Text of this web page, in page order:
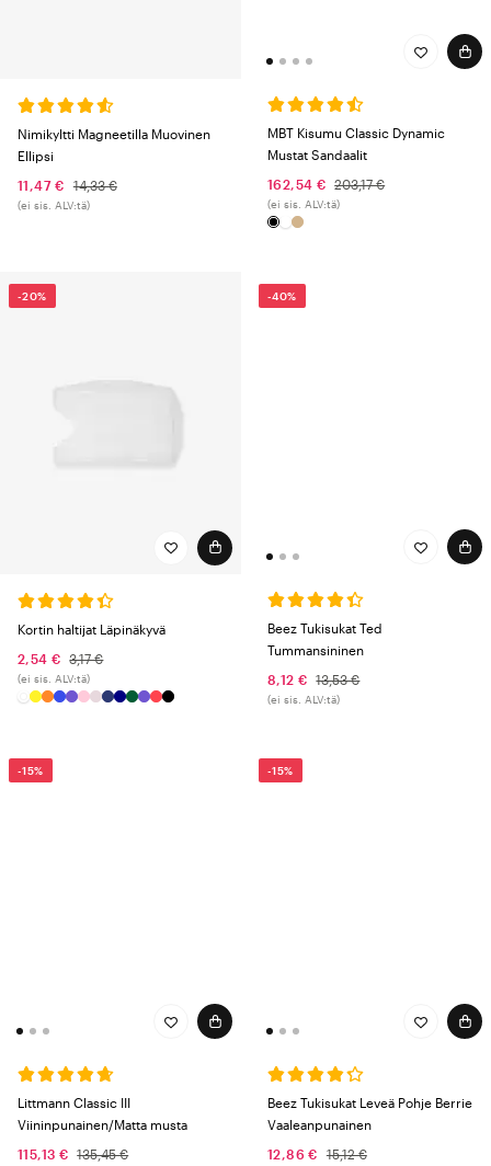
Nimikyltti Magneetilla Muovinen
Ellipsi
11,47 €
14,33 €
(ei sis. ALV:tä)
MBT Kisumu Classic Dynamic
Mustat Sandaalit
162,54 € 203,17 €
(ei sis. ALV:tä)
-20%
Kortin haltijat Läpinäkyvä
2,54 €
3,17 €
(ei sis. ALV:tä)
-40%
Beez Tukisukat Ted
Tummansininen
8,12 €
13,53 €
(ei sis. ALV:tä)
-15%
Littmann Classic III
Viininpunainen/Matta musta
115,13 € 135,45 €
-15%
Beez Tukisukat Leveä Pohje Berrie
Vaaleanpunainen
12,86 €
15,12 €